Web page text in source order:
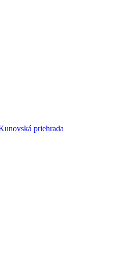
priehrada